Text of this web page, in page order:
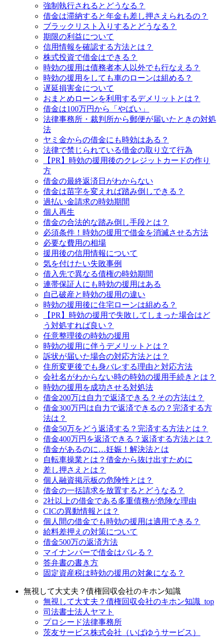
強制執行されるとどうなる？
借金は滞納すると年金も差し押さえられるの？
ブラックリスト入りするとどうなる？
期限の利益について
信用情報を確認する方法とは？
株式投資で借金はできる？
時効の援用は債務者本人以外でも行なえる？
時効の援用をしても車のローンは組める？
遅延損害金について
おまとめローンを利用するデメリットとは？
借金は100万円から「やばい」
法律事務所・裁判所から郵便が届いたときの対処
法
ヤミ金からの借金にも時効はある？
法律で禁じられている借金の取り立て行為
【PR】時効の援用後のクレジットカードの作り
方
借金の最終返済日がわからない
借金は苗字を変えれば踏み倒しできる？
過払い金請求の時効期間
個人再生
借金の合法的な踏み倒し手段とは？
必須条件！時効の援用で借金を消滅させる方法
必要な費用の相場
援用後の信用情報について
気を付けたい失敗事例
借入先で異なる債権の時効期間
連帯保証人にも時効の援用はある
自己破産と時効の援用の違い
時効の援用後に住宅ローンは組める？
【PR】時効の援用で失敗してしまった場合はど
う対処すれば良い？
任意整理後の時効の援用
時効の援用に伴うデメリットとは？
訴状が届いた場合の対応方法とは？
住所変更後でも身バレする理由と対応方法
会社名がわからない時の時効の援用手続きとは？
時効の援用を成功させる対処法
借金200万は自力で返済できる？その方法は？
借金300万円は自力で返済できるの？完済する方
法は？
借金50万をどう返済する？完済する方法とは？
借金400万円を返済できる？返済する方法とは？
借金があるのに…妊娠！解決法とは
自転車操業とは？借金から抜け出すために
差し押さえとは？
個人融資掲示板の危険性とは？
借金の一括請求を放置するとどうなる？
2社以上の借金である多重債務が危険な理由
CICの異動情報とは？
個人間の借金でも時効の援用は適用できる？
給料差押えの対策について
借金500万の返済方法
マイナンバーで借金はバレる？
答弁書の書き方
固定資産税は時効の援用の対象になる？
無視して大丈夫？債権回収会社のキホン知識
無視して大丈夫？債権回収会社のキホン知識_top
司法書士法人ヤマト
プロシード法律事務所
茨友サービス株式会社（いばゆうサービス）